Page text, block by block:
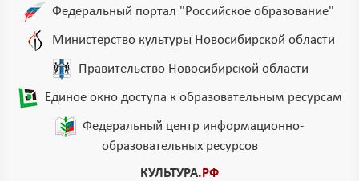
Федеральный портал "Российское образование"
Министерство культуры Новосибирской области
Правительство Новосибирской области
Единое окно доступа к образовательным ресурсам
Федеральный центр информационно-
образовательных ресурсов
КУЛЬТУРА.РФ